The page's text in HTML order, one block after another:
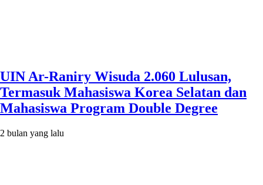
UIN Ar-Raniry Wisuda 2.060 Lulusan,
Termasuk Mahasiswa Korea Selatan dan
Mahasiswa Program Double Degree
2 bulan yang lalu